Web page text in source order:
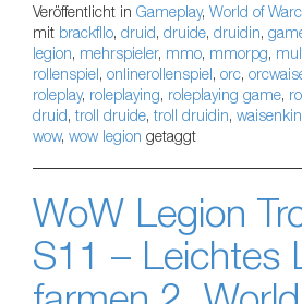
Veröffentlicht in Gameplay, World of
mit brackfllo, druid, druide, druidin,
legion, mehrspieler, mmo, mmorpg,
rollenspiel, onlinerollenspiel, orc,
roleplay, roleplaying, roleplaying game,
druid,troll druide,troll druidin,
wow, wow legion getaggt
WoW Legion
S11 – Leichtes